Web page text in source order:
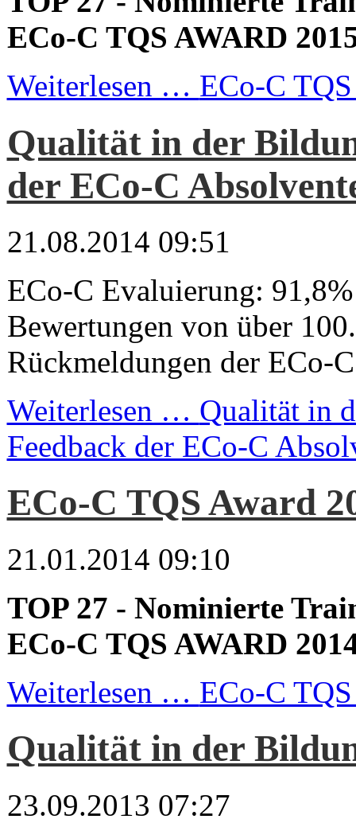
ECo-C TQS AWARD
Weiterlesen … ECo-C
Qualität in der
der ECo-C
21.08.2014 09:51
ECo-C Evaluierung:
Bewertungen von über
Rückmeldungen der ECo-
Weiterlesen … Qualität in
Feedback der ECo-C
ECo-C TQS Award
21.01.2014 09:10
TOP 27 - Nominierte
ECo-C TQS AWARD
Weiterlesen … ECo-C
Qualität in der
23.09.2013 07:27